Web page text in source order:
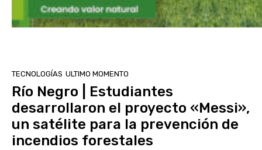
TECNOLOGÍAS ULTIMO MOMENTO
Río Negro | Estudiantes
desarrollaron el proyecto «Messi»,
un satélite para la prevención de
incendios forestales